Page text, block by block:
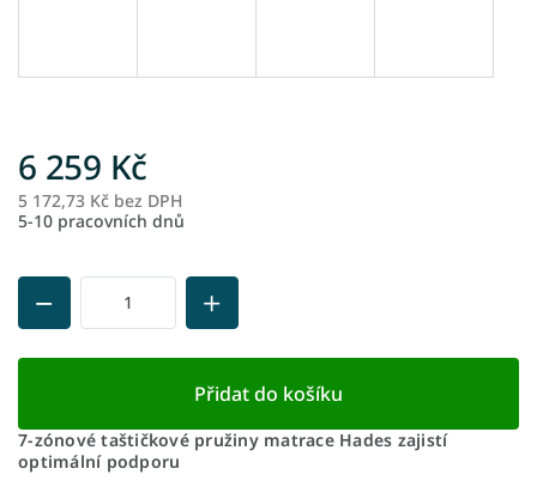
6 259 Kč
5 172,73 Kč bez DPH
5-10 pracovních dnů
Přidat do košíku
7-zónové taštičkové pružiny matrace Hades zajistí
optimální podporu